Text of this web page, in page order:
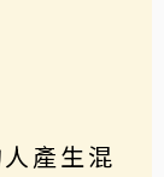
產生混